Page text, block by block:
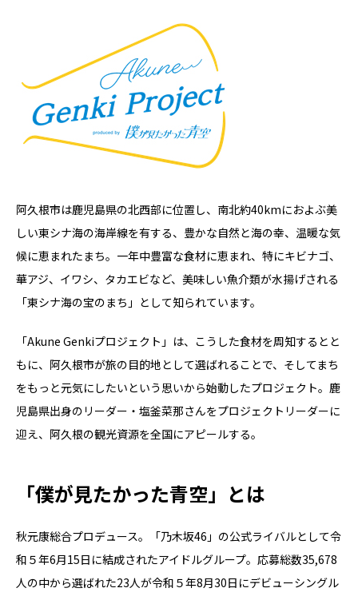
阿久根市は鹿児島県の北西部に位置し、南北約40kmにおよぶ美
しい東シナ海の海岸線を有する、豊かな自然と海の幸、温暖な気
候に恵まれたまち。一年中豊富な食材に恵まれ、特にキビナゴ、
華アジ、イワシ、タカエビなど、美味しい魚介類が水揚げされる
「東シナ海の宝のまち」として知られています。
「Akune Genkiプロジェクト」は、こうした食材を周知するとと
もに、阿久根市が旅の目的地として選ばれることで、そしてまち
をもっと元気にしたいという思いから始動したプロジェクト。鹿
児島県出身のリーダー・塩釜菜那さんをプロジェクトリーダーに
迎え、阿久根の観光資源を全国にアピールする。
「僕が見たかった青空」とは
秋元康総合プロデュース。「乃木坂46」の公式ライバルとして令
和５年6月15日に結成されたアイドルグループ。応募総数35,678
人の中から選ばれた23人が令和５年8月30日にデビューシングル